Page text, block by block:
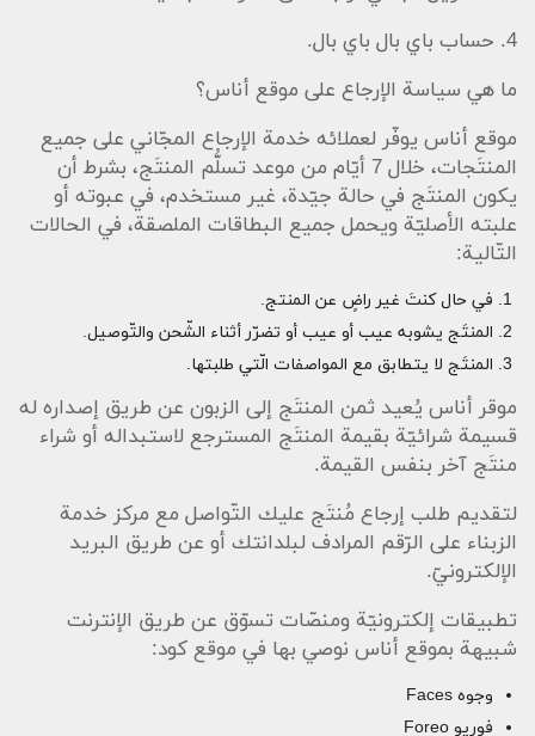
4. حساب باي بال باي بال.
ما هي سياسة الإرجاع على موقع أناس؟
موقع أناس يوفّر لعملائه خدمة الإرجاع المجّاني على جميع
المنتَجات، خلال 7 أيّام من موعد تسلُّم المنتَج، بشرط أن
يكون المنتَج في حالة جيّدة، غير مستخدم، في عبوته أو
علبته الأصليّة ويحمل جميع البطاقات الملصقة، في الحالات
التّالية:
في حال كنتَ غير راضٍ عن المنتج.
المنتَج يشوبه عيب أو عيب أو تضرّر أثناء الشّحن والتّوصيل.
المنتَج لا يتطابق مع المواصفات الّتي طلبتها.
موقر أناس يُعيد ثمن المنتَج إلى الزبون عن طريق إصداره له
قسيمة شرائيّة بقيمة المنتَج المسترجع لاستبداله أو شراء
منتَج آخر بنفس القيمة.
لتقديم طلب إرجاع مُنتَج عليك التّواصل مع مركز خدمة
الزبناء على الرّقم المرادف لبلدانتك أو عن طريق البريد
الإلكترونيّ.
تطبيقات إلكترونيّة ومنصّات تسوّق عن طريق الإنترنت
شبيهة بموقع أناس نوصي بها في موقع كود:
وجوه Faces
فوريو Foreo